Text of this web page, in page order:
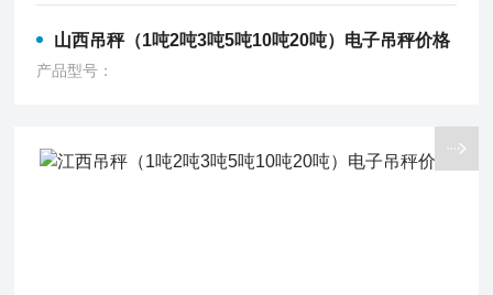
山西吊秤（1吨2吨3吨5吨10吨20吨）电子吊秤价格
产品型号：